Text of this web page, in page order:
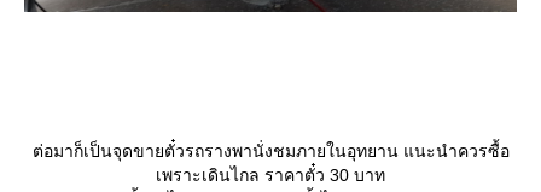
ต่อมาก็เป็นจุดขายตั๋วรถรางพานั่งชมภายในอุทยาน แนะนำควรซื้อ
เพราะเดินไกล ราคาตั๋ว 30 บาท